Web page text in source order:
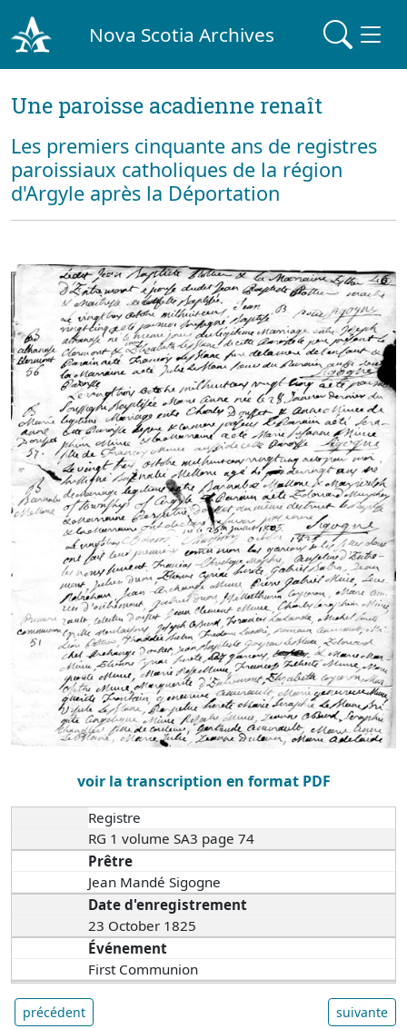
Nova Scotia Archives
Une paroisse acadienne renaît
Les premiers cinquante ans de registres
paroissiaux catholiques de la région
d'Argyle après la Déportation
voir la transcription en format PDF
Registre
RG 1 volume SA3 page 74
Prêtre
Jean Mandé Sigogne
Date d'enregistrement
23 October 1825
Événement
First Communion
précédent suivante